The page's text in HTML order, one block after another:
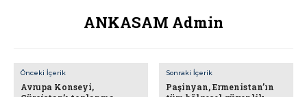
ANKASAM Admin
Önceki İçerik
Avrupa Konseyi,
Sonraki İçerik
Paşinyan, Ermenistan’ın